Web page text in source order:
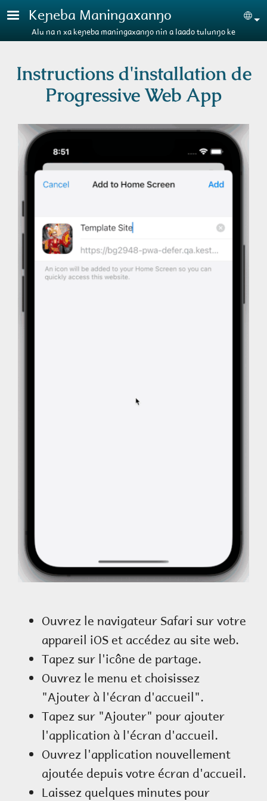
Aller au contenu principal
Keɲeba Maningaxanŋo
Alu na n xa keɲeba maningaxanŋo nin a laado tulunŋo ke
Instructions d'installation de
Progressive Web App
Ouvrez le navigateur Safari sur votre
appareil iOS et accédez au site web.
Tapez sur l'icône de partage.
Ouvrez le menu et choisissez
"Ajouter à l'écran d'accueil".
Tapez sur "Ajouter" pour ajouter
l'application à l'écran d'accueil.
Ouvrez l'application nouvellement
ajoutée depuis votre écran d'accueil.
Laissez quelques minutes pour